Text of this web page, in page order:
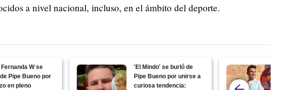
a nivel nacional, incluso, en el ámbito del deporte.
Fernanda W se
Pipe Bueno por
en pleno
'El Mindo' se burló de
Pipe Bueno por unirse a
curiosa tendencia: